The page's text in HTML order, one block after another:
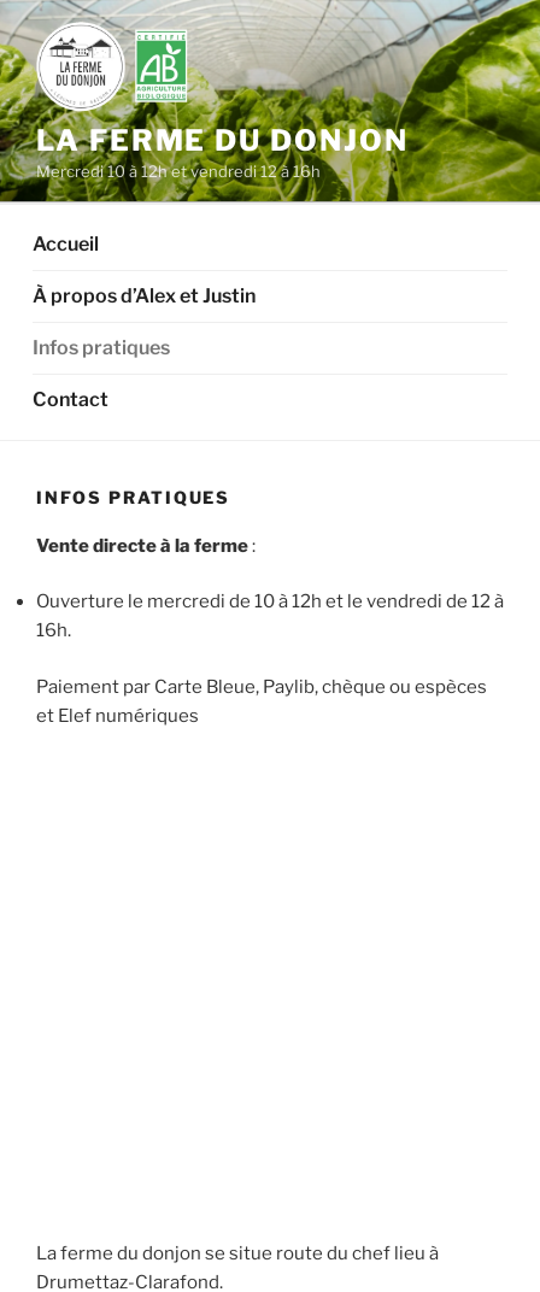
Aller
au
contenu
principal
LA FERME DU DONJON
Mercredi 10 à 12h et vendredi 12 à 16h
Accueil
À propos d’Alex et Justin
Infos pratiques
Contact
INFOS PRATIQUES
Vente directe à la ferme:
Ouverture le mercredi de 10 à 12h et le vendredi de 12 à
16h.
Paiement par Carte Bleue, Paylib, chèque ou espèces
et Elef numériques
La ferme du donjon se situe route du chef lieu à
Drumettaz-Clarafond.